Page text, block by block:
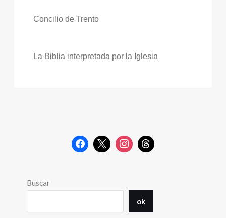
Concilio de Trento
La Biblia interpretada por la Iglesia
Buscar
ok